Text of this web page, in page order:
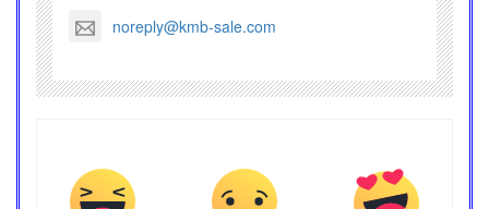
noreply@kmb-sale.com